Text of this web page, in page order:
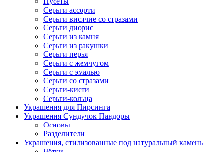
Серьги ассорти
Серьги висячие со стразами
Серьги диорис
Серьги из камня
Серьги из ракушки
Серьги перья
Серьги с жемчугом
Серьги с эмалью
Серьги со стразами
Серьги-кисти
Серьги-кольца
Украшения для Пирсинга
Украшения Сундучок Пандоры
Основы
Разделители
Украшения, стилизованные под натуральный камень